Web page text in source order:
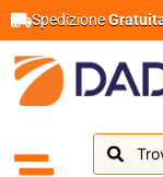
Spedizione